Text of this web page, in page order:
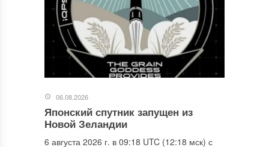
06.08.2026
Японский спутник запущен из
Новой Зеландии
6 августа 2026 г. в 09:18 UTC (12:18 мск) с